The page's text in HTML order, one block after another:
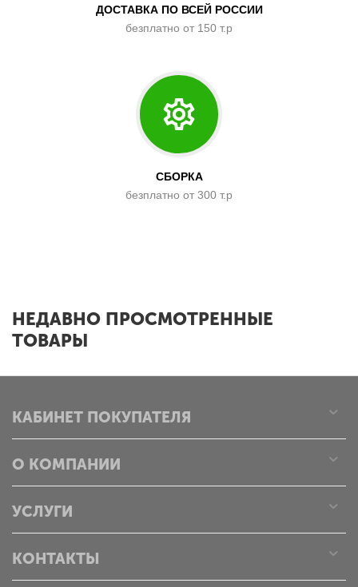
ДОСТАВКА ПО ВСЕЙ РОССИИ
безплатно от 150 т.р
СБОРКА
безплатно от 300 т.р
НЕДАВНО ПРОСМОТРЕННЫЕ
ТОВАРЫ
КАБИНЕТ ПОКУПАТЕЛЯ
О КОМПАНИИ
УСЛУГИ
КОНТАКТЫ